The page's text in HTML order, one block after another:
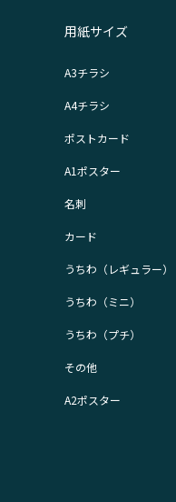
用紙サイズ
A3チラシ
A4チラシ
ポストカード
A1ポスター
名刺
カード
うちわ（レギュラー）
うちわ（ミニ）
うちわ（プチ）
その他
A2ポスター